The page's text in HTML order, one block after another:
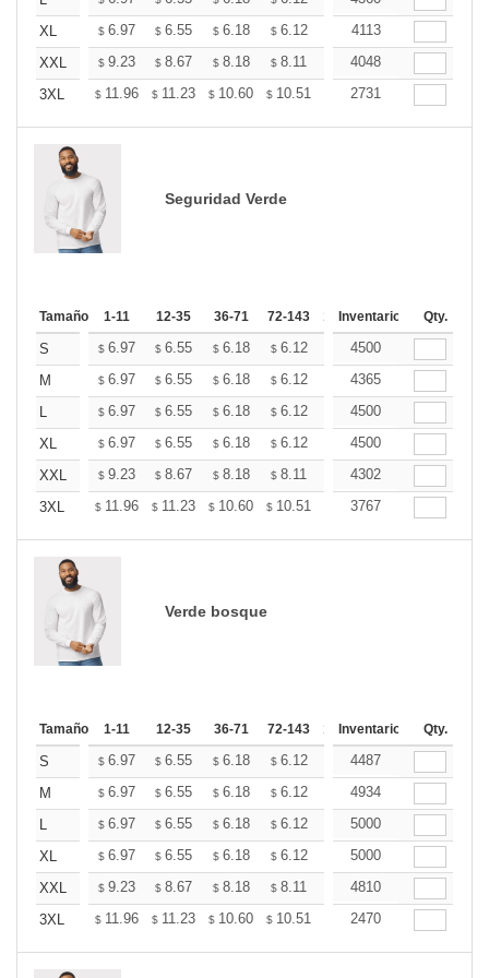
XL
$ 6.97 $ 6.55 $ 6.18 $ 6.12 6.02
4113
XXL
$ 9.23 $ 8.67 $ 8.18 $ 8.11 7.97
4048
3XL
$ 11.96 $ 11.23 $ 10.60 $ 10.51 10.33
2731
Seguridad Verde
Tamaño 1-11 12-35 36-71 72-143 144-287 288 + Más
Inventario Qty.
S $ 6.97 $ 6.55 $ 6.18 $ 6.12 6.02
4500
M
$ 6.97 $ 6.55 $ 6.18 $ 6.12 6.02
4365
L
$ 6.97 $ 6.55 $ 6.18 $ 6.12 6.02
4500
XL
$ 6.97 $ 6.55 $ 6.18 $ 6.12 6.02
4500
XXL
$ 9.23 $ 8.67 $ 8.18 $ 8.11 7.97
4302
3XL
$ 11.96 $ 11.23 $ 10.60 $ 10.51 10.33
3767
Verde bosque
Tamaño 1-11 12-35 36-71 72-143 144-287 288 + Más
Inventario Qty.
S $ 6.97 $ 6.55 $ 6.18 $ 6.12 6.02
4487
M
$ 6.97 $ 6.55 $ 6.18 $ 6.12 6.02
4934
L
$ 6.97 $ 6.55 $ 6.18 $ 6.12 6.02
5000
XL
$ 6.97 $ 6.55 $ 6.18 $ 6.12 6.02
5000
XXL
$ 9.23 $ 8.67 $ 8.18 $ 8.11 7.97
4810
3XL
$ 11.96 $ 11.23 $ 10.60 $ 10.51 10.33
2470